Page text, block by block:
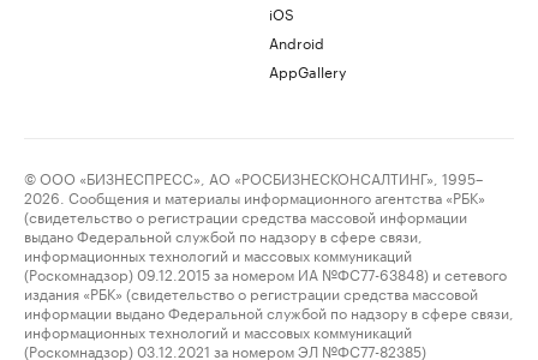
iOS
Android
AppGallery
© ООО «БИЗНЕСПРЕСС», АО «РОСБИЗНЕСКОНСАЛТИНГ», 1995–
2026. Сообщения и материалы информационного агентства «РБК»
(свидетельство о регистрации средства массовой информации
выдано Федеральной службой по надзору в сфере связи,
информационных технологий и массовых коммуникаций
(Роскомнадзор) 09.12.2015 за номером ИА №ФС77-63848) и сетевого
издания «РБК» (свидетельство о регистрации средства массовой
информации выдано Федеральной службой по надзору в сфере связи,
информационных технологий и массовых коммуникаций
(Роскомнадзор) 03.12.2021 за номером ЭЛ №ФС77-82385)